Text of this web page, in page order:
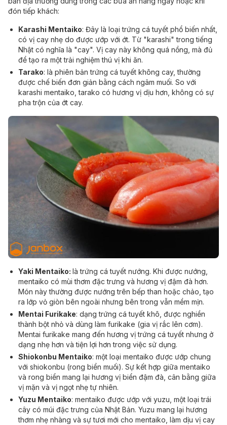
đón tiếp khách:
Karashi Mentaiko: Đây là loại trứng cá tuyết phổ biến nhất,
có vị cay nhẹ do được ướp với ớt. Từ "karashi" trong tiếng
Nhật có nghĩa là "cay". Vị cay này không quá nồng, mà đủ
để tạo ra một trải nghiệm thú vị khi ăn.
Tarako: là phiên bản trứng cá tuyết không cay, thường
được chế biến đơn giản bằng cách ngâm muối. So với
karashi mentaiko, tarako có hương vị dịu hơn, không có sự
pha trộn của ớt cay.
Yaki Mentaiko: là trứng cá tuyết nướng. Khi được nướng,
mentaiko có mùi thơm đặc trưng và hương vị đậm đà hơn.
Món này thường được nướng trên bếp than hoặc chảo, tạo
ra lớp vỏ giòn bên ngoài nhưng bên trong vẫn mềm mịn.
Mentai Furikake: dạng trứng cá tuyết khô, được nghiền
thành bột nhỏ và dùng làm furikake (gia vị rắc lên cơm).
Mentai furikake mang đến hương vị trứng cá tuyết nhưng ở
dạng nhẹ hơn và tiện lợi hơn trong việc sử dụng.
Shiokonbu Mentaiko: một loại mentaiko được ướp chung
với shiokonbu (rong biển muối). Sự kết hợp giữa mentaiko
và rong biển mang lại hương vị biển đậm đà, cân bằng giữa
vị mặn và vị ngọt nhẹ tự nhiên.
Yuzu Mentaiko: mentaiko được ướp với yuzu, một loại trái
cây có múi đặc trưng của Nhật Bản. Yuzu mang lại hương
thơm nhẹ nhàng và sự tươi mới cho mentaiko, làm dịu vị cay